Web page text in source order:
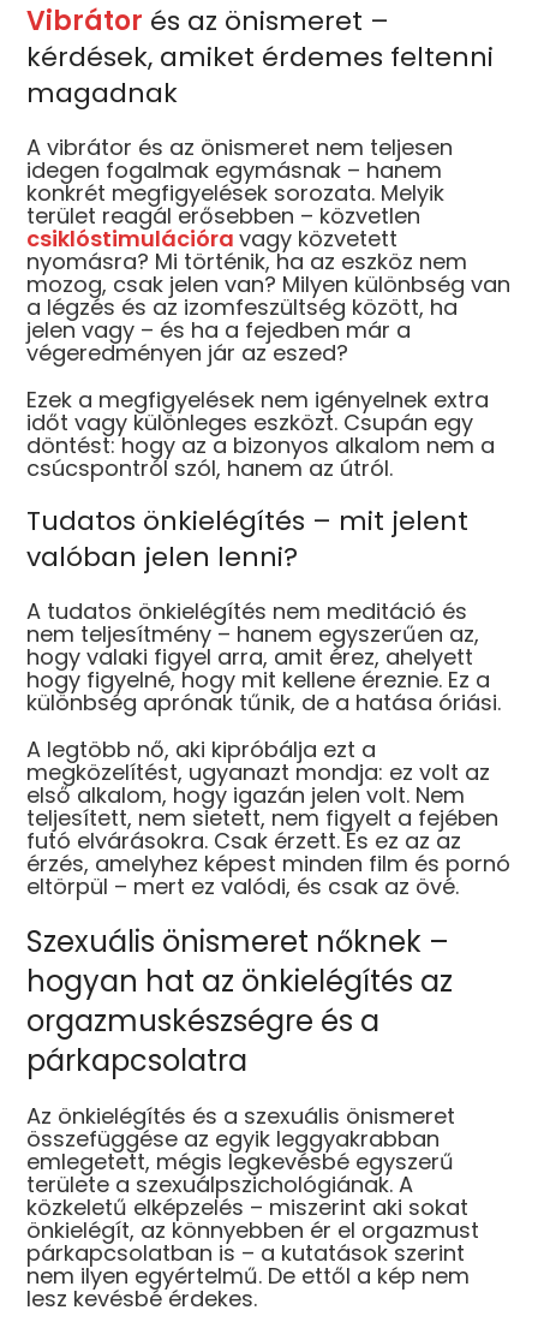
Vibrátor és az önismeret –
kérdések, amiket érdemes feltenni
magadnak
A vibrátor és az önismeret nem teljesen
idegen fogalmak egymásnak – hanem
konkrét megfigyelések sorozata. Melyik
terület reagál erősebben – közvetlen
csiklóstimulációravagy közvetett
nyomásra? Mi történik, ha az eszköz nem
mozog, csak jelen van? Milyen különbség van
a légzés és az izomfeszültség között, ha
jelen vagy – és ha a fejedben már a
végeredményen jár az eszed?
Ezek a megfigyelések nem igényelnek extra
időt vagy különleges eszközt. Csupán egy
döntést: hogy az a bizonyos alkalom nem a
csúcspontról szól, hanem az útról.
Tudatos önkielégítés – mit jelent
valóban jelen lenni?
A tudatos önkielégítés nem meditáció és
nem teljesítmény – hanem egyszerűen az,
hogy valaki figyel arra, amit érez, ahelyett
hogy figyelné, hogy mit kellene éreznie. Ez a
különbség aprónak tűnik, de a hatása óriási.
A legtöbb nő, aki kipróbálja ezt a
megközelítést, ugyanazt mondja: ez volt az
első alkalom, hogy igazán jelen volt. Nem
teljesített, nem sietett, nem figyelt a fejében
futó elvárásokra. Csak érzett. És ez az az
érzés, amelyhez képest minden film és pornó
eltörpül – mert ez valódi, és csak az övé.
Szexuális önismeret nőknek –
hogyan hat az önkielégítés az
orgazmuskészségre és a
párkapcsolatra
Az önkielégítés és a szexuális önismeret
összefüggése az egyik leggyakrabban
emlegetett, mégis legkevésbé egyszerű
területe a szexuálpszichológiának. A
közkeletű elképzelés – miszerint aki sokat
önkielégít, az könnyebben ér el orgazmust
párkapcsolatban is – a kutatások szerint
nem ilyen egyértelmű. De ettől a kép nem
lesz kevésbé érdekes.